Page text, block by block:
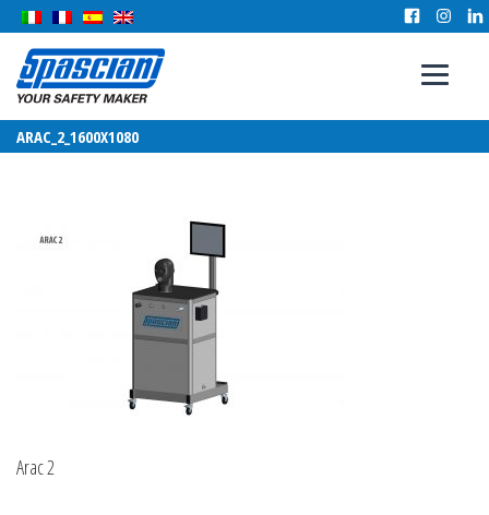
ARAC_2_1600X1080
Arac 2